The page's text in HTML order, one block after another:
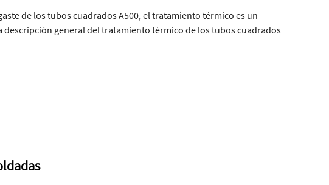
de los tubos cuadrados A500, el tratamiento térmico es un
general del tratamiento térmico de los tubos cuadrados